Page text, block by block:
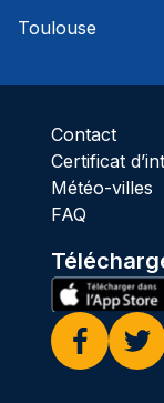
Toulouse
Contact
Certificat
Météo-villes
FAQ
Facebook